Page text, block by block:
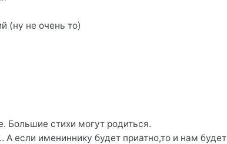
(ну не очень то)
Большие стихи могут родиться.
А если имениннику будет приатно,то и нам будет